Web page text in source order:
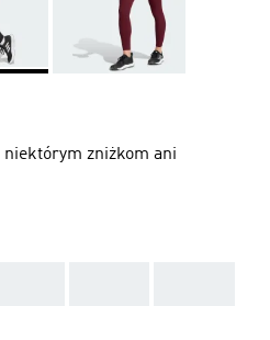
niektórym zniżkom ani